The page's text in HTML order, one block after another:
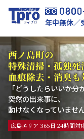
年中無休／
西ノ島町の
特殊清掃・孤独
血痕除去・消臭も
「どうしたらいいか
突然の出来事に、
動けなくなっていませ
広島エリア 365日 24時間対